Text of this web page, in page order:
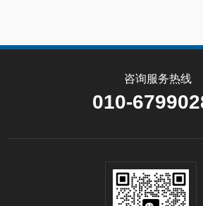
咨询服务热线
010-